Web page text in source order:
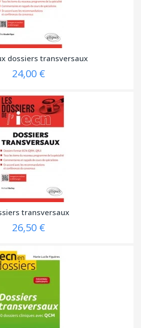
dossiers transversaux
24,00 €
transversaux
26,50 €